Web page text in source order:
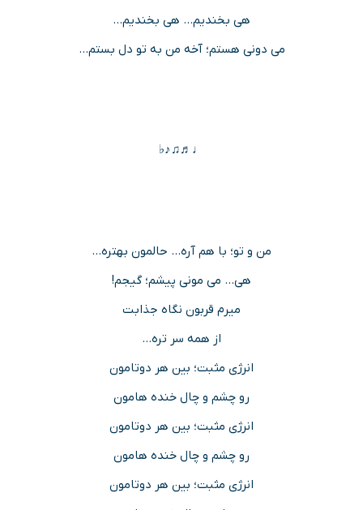
هی بخندیم… هی بخندیم…
می دونی هستم؛ آخه من به تو دل بستم…
♩♬♫♪♭
من و تو؛ با هم آره… حالمون بهتره…
هی… می مونی پیشم؛ گیجم!
میرم قربون نگاه جذابت
از همه سر تره…
انرژی مثبت؛ بین هر دوتامون
رو چشم و چال خنده هامون
انرژی مثبت؛ بین هر دوتامون
رو چشم و چال خنده هامون
انرژی مثبت؛ بین هر دوتامون